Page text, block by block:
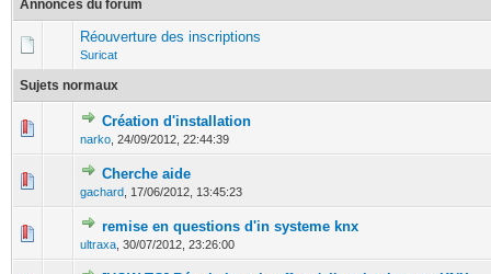
Annonces du forum
Réouverture des inscriptions
Suricat
Sujets normaux
Création d'installation
narko 24/09/2012, 22:44:39
0 Votes - 0 sur 5 en moyenne
1234
Cherche aide
gachard 17/06/2012, 13:45:23
0 Votes - 0 sur 5 en moyenne
remise en questions d'in systeme knx
ultraxa 30/07/2012, 23:26:00
0 Votes - 0 sur 5 en moyenne
1234 5